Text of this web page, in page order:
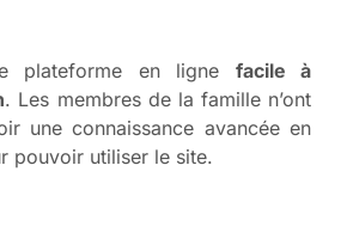
plateforme en ligne facile à
. Les membres de la famille n’ont
une connaissance avancée en
pouvoir utiliser le site.